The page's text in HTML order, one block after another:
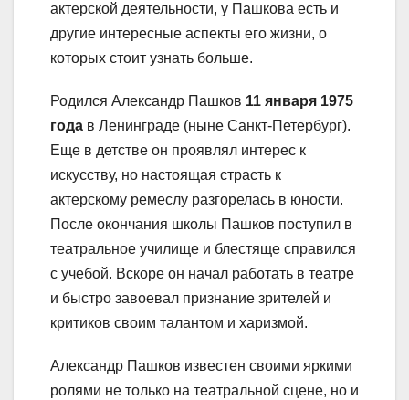
актерской деятельности, у Пашкова есть и
другие интересные аспекты его жизни, о
которых стоит узнать больше.
Родился Александр Пашков 11 января 1975
года в Ленинграде (ныне Санкт-Петербург).
Еще в детстве он проявлял интерес к
искусству, но настоящая страсть к
актерскому ремеслу разгорелась в юности.
После окончания школы Пашков поступил в
театральное училище и блестяще справился
с учебой. Вскоре он начал работать в театре
и быстро завоевал признание зрителей и
критиков своим талантом и харизмой.
Александр Пашков известен своими яркими
ролями не только на театральной сцене, но и